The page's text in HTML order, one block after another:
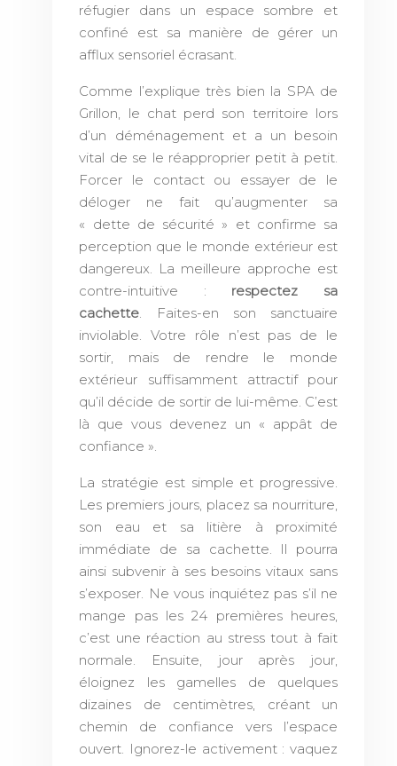
réfugier dans un espace sombre et
confiné est sa manière de gérer un
afflux sensoriel écrasant.
Comme l’explique très bien la SPA de
Grillon, le chat perd son territoire lors
d’un déménagement et a un besoin
vital de se le réapproprier petit à petit.
Forcer le contact ou essayer de le
déloger ne fait qu’augmenter sa
« dette de sécurité » et confirme sa
perception que le monde extérieur est
dangereux. La meilleure approche est
contre-intuitive : respectez sa
cachette . Faites-en son sanctuaire
inviolable. Votre rôle n’est pas de le
sortir, mais de rendre le monde
extérieur suffisamment attractif pour
qu’il décide de sortir de lui-même. C’est
là que vous devenez un « appât de
confiance ».
La stratégie est simple et progressive.
Les premiers jours, placez sa nourriture,
son eau et sa litière à proximité
immédiate de sa cachette. Il pourra
ainsi subvenir à ses besoins vitaux sans
s’exposer. Ne vous inquiétez pas s’il ne
mange pas les 24 premières heures,
c’est une réaction au stress tout à fait
normale. Ensuite, jour après jour,
éloignez les gamelles de quelques
dizaines de centimètres, créant un
chemin de confiance vers l’espace
ouvert. Ignorez-le activement : vaquez